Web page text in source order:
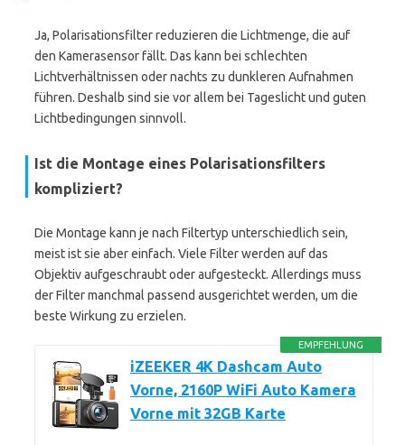
Ja, Polarisationsfilter reduzieren die Lichtmenge, die auf
den Kamerasensor fällt. Das kann bei schlechten
Lichtverhältnissen oder nachts zu dunkleren Aufnahmen
führen. Deshalb sind sie vor allem bei Tageslicht und guten
Lichtbedingungen sinnvoll.
Ist die Montage eines Polarisationsfilters
kompliziert?
Die Montage kann je nach Filtertyp unterschiedlich sein,
meist ist sie aber einfach. Viele Filter werden auf das
Objektiv aufgeschraubt oder aufgesteckt. Allerdings muss
der Filter manchmal passend ausgerichtet werden, um die
beste Wirkung zu erzielen.
EMPFEHLUNG
iZEEKER 4K Dashcam Auto
Vorne, 2160P WiFi Auto Kamera
Vorne mit 32GB Karte